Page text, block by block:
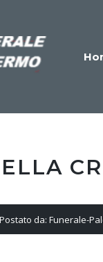
Postato da: Funerale-